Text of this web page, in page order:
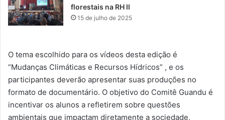
florestais na RH II
15 de julho de 2025
O tema escolhido para os vídeos desta edição é
“Mudanças Climáticas e Recursos Hídricos” , e os
participantes deverão apresentar suas produções no
formato de documentário. O objetivo do Comitê Guandu é
incentivar os alunos a refletirem sobre questões
ambientais que impactam diretamente a sociedade,